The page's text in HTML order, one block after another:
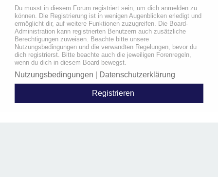
Du musst in diesem Forum registriert sein, um dich anmelden zu
können. Die Registrierung ist in wenigen Augenblicken erledigt und
ermöglicht dir, auf weitere Funktionen zuzugreifen. Die Board-
Administration kann registrierten Benutzern auch zusätzliche
Berechtigungen zuweisen. Beachte bitte unsere
Nutzungsbedingungen und die verwandten Regelungen, bevor du
dich registrierst. Bitte beachte auch die jeweiligen Forenregeln,
wenn du dich in diesem Board bewegst.
Nutzungsbedingungen Datenschutzerklärung
Registrieren